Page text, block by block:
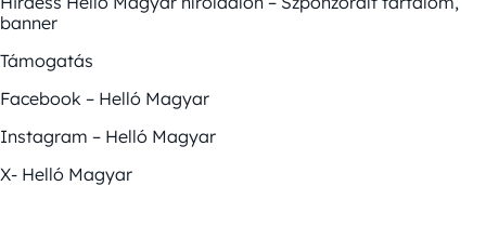
banner
Támogatás
Facebook – Helló Magyar
Instagram – Helló Magyar
X- Helló Magyar